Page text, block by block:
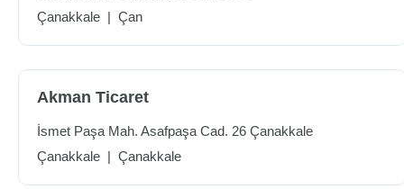
Çanakkale | Çan
Akman Ticaret
İsmet Paşa Mah. Asafpaşa Cad. 26 Çanakkale
Çanakkale | Çanakkale